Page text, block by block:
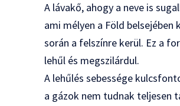
A lávakő, ahogy a neve is
ami mélyen a Föld belsejében
során a felszínre kerül. Ez a
lehűl és megszilárdul.
A lehűlés sebessége
a gázok nem tudnak teljesen